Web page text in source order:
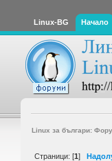
Linux-BG Начало
Linux за българи:
Страници: [1]